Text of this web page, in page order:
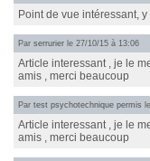
Point de vue intéressant,
Par serrurier le 27/10/15 à 13:06
Article interessant , je le
amis , merci beaucoup
Par test psychotechnique permis
Article interessant , je le
amis , merci beaucoup